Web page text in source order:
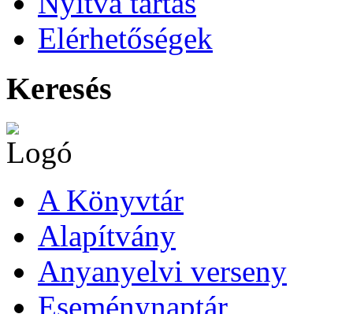
Elérhetőségek
Keresés
A Könyvtár
Alapítvány
Anyanyelvi verseny
Eseménynaptár